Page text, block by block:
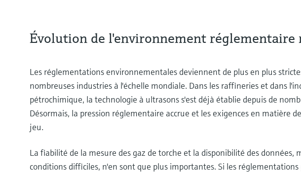
Évolution de l'environnement réglementaire
Les réglementations environnementales deviennent de plus en plus
nombreuses industries à l'échelle mondiale. Dans les raffineries et dans
pétrochimique, la technologie à ultrasons s'est déjà établie depuis de
Désormais, la pression réglementaire accrue et les exigences en matière
jeu.
La fiabilité de la mesure des gaz de torche et la disponibilité des données,
conditions difficiles, n'en sont que plus importantes. Si les